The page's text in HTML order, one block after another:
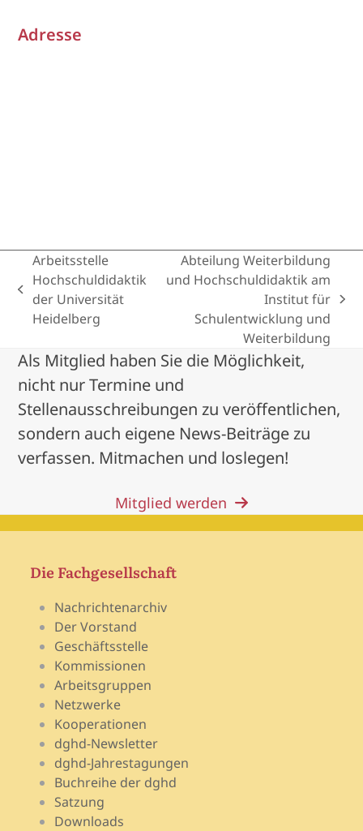
Adresse
previous
post:
Arbeitsstelle
Hochschuldidaktik
der Universität
Heidelberg
Abteilung Weiterbildung
und Hochschuldidaktik am
Institut für
Schulentwicklung und
Weiterbildung
Als Mitglied haben Sie die Möglichkeit,
nicht nur Termine und
Stellenausschreibungen zu veröffentlichen,
sondern auch eigene News-Beiträge zu
verfassen. Mitmachen und loslegen!
Mitglied werden
Die Fachgesellschaft
Nachrichtenarchiv
Der Vorstand
Geschäftsstelle
Kommissionen
Arbeitsgruppen
Netzwerke
Kooperationen
dghd-Newsletter
dghd-Jahrestagungen
Buchreihe der dghd
Satzung
Downloads